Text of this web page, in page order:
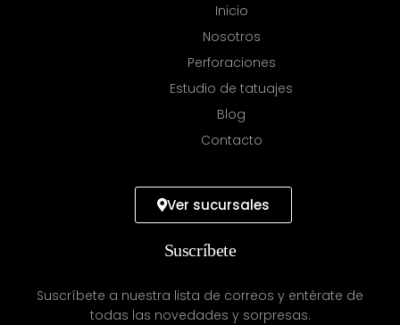
Inicio
Nosotros
Perforaciones
Estudio de tatuajes
Blog
Contacto
Ver sucursales
Suscríbete
Suscríbete a nuestra lista de correos y entérate de
todas las novedades y sorpresas.